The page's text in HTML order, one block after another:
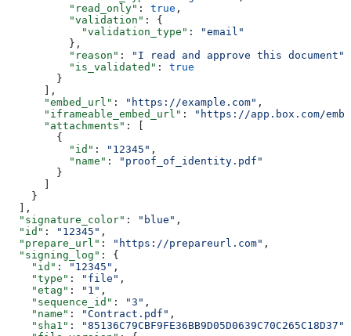
          "read_only"
: true ,
          "validation"
: {
            "validation_type"
:
"email"
          },
          "reason"
: "I read and approve this document"
          "is_validated"
: true
        }
      ],
      "embed_url"
: "https://example.com" ,
      "iframeable_embed_url"
:
"https://app.box.com/
      "attachments"
: [
        {
          "id"
: "12345" ,
          "name"
:
"proof_of_identity.pdf"
        }
      ]
    }
  ],
  "signature_color"
: "blue" ,
  "id"
: "12345" ,
  "prepare_url"
: "https://prepareurl.com" ,
  "signing_log"
: {
    "id"
: "12345" ,
    "type"
: "file" ,
    "etag"
: "1" ,
    "sequence_id"
: "3" ,
    "name"
: "Contract.pdf" ,
    "sha1"
: "85136C79CBF9FE36BB9D05D0639C70C265C18D37"